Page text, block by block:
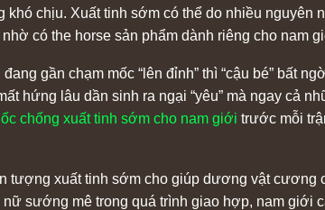
khó chịu. Xuất tinh sớm có thể do nhiều
có the horse sản phẩm dành riêng cho nam
gần chạm mốc “lên đỉnh” thì “cậu bé” bất
hứng lâu dần sinh ra ngại “yêu” mà ngay cả
chống xuất tinh sớm cho nam giới trước mỗi
tượng xuất tinh sớm cho giúp dương vật cương
sướng mê trong quá trình giao hợp, nam